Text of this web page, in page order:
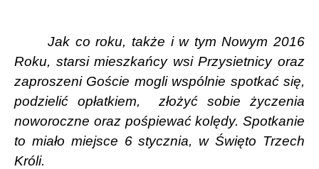
Jak co roku, także i w tym Nowym 2016
Roku, starsi mieszkańcy wsi Przysietnicy oraz
zaproszeni Goście mogli wspólnie spotkać się,
podzielić opłatkiem,
złożyć sobie życzenia
noworoczne oraz pośpiewać kolędy. Spotkanie
to miało miejsce 6 stycznia, w Święto Trzech
Króli.